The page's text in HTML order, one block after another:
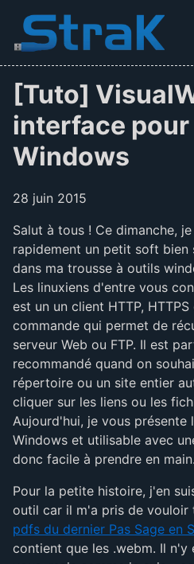
Skip to main content
[Tuto]
interface
Windows
28 juin 2015
Salut à tous ! Ce dimanche,
rapidement un petit soft bien
dans ma trousse à outils
Les linuxiens d'entre vous
est un un client HTTP,
commande qui permet de
serveur Web ou FTP. Il est
recommandé quand on
répertoire ou un site entier
cliquer sur les liens ou les
Aujourd'hui, je vous présente
Windows et utilisable avec
donc facile à prendre en main.
Pour la petite histoire, j'en
outil car il m'a pris de vouloir
pdfs du dernier Pas Sage en
contient que les .webm. Il n'y